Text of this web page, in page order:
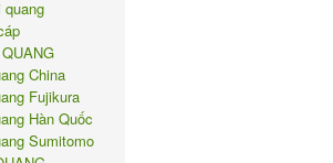
quang
China
Fujikura
Hàn Quốc
Sumitomo